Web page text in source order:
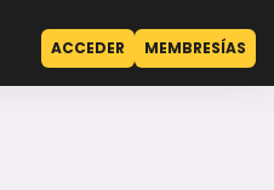
ACCEDER MEMBRESÍAS